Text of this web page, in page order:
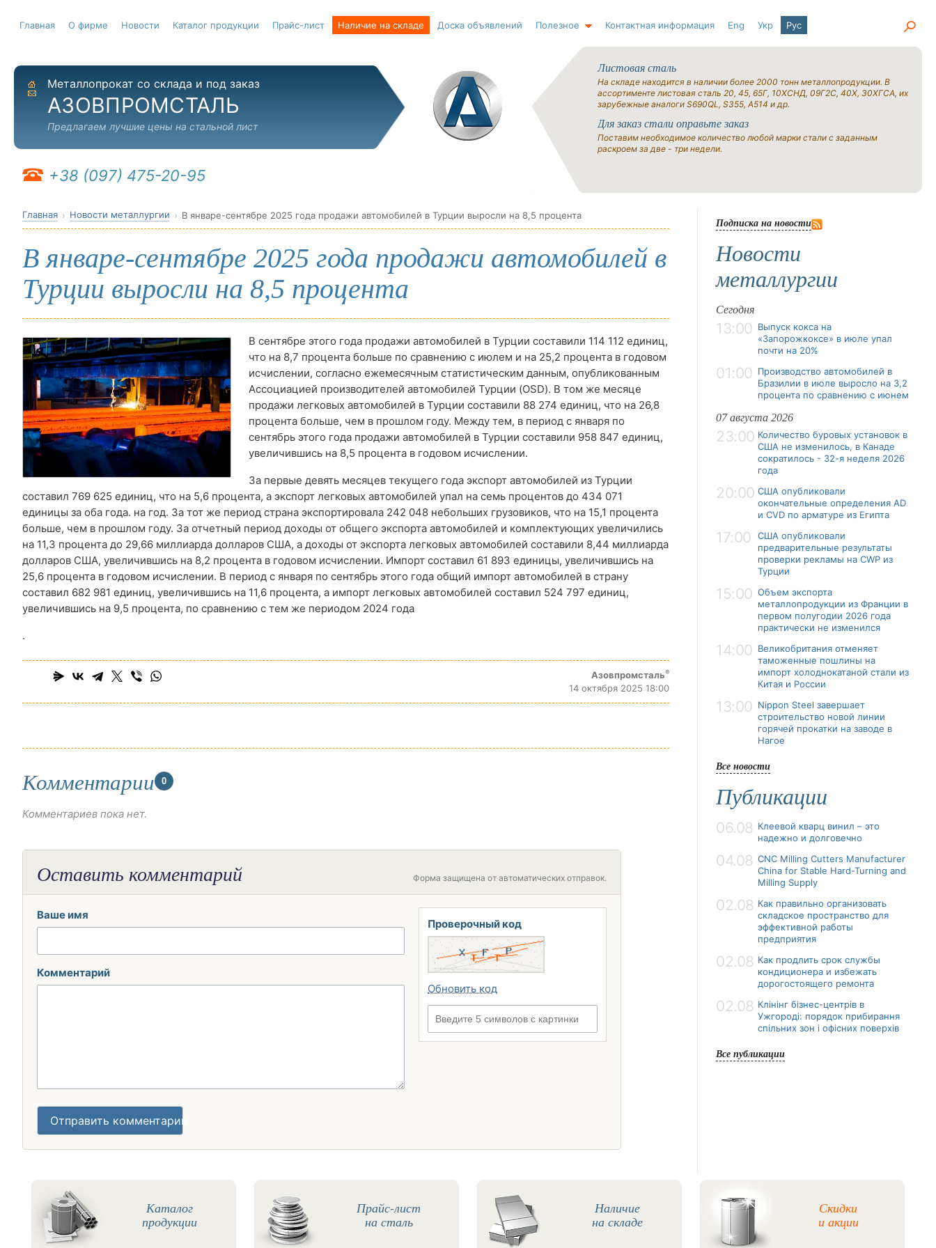
Главная О фирме Новости Каталог продукции Прайс-лист Наличие на складе Доска объявлений Полезное Контактная информация Eng Укр Рус
На главную
Отправить письмо
Металлопрокат со склада и под заказ
АЗОВПРОМСТАЛЬ
Предлагаем лучшие цены на стальной лист
+38 (097) 475-20-95
Листовая сталь
На складе находится в наличии более 2000 тонн металлопродукции. В
ассортименте листовая сталь 20, 45, 65Г, 10ХСНД, 09Г2С, 40Х, 30ХГСА, их
зарубежные аналоги S690QL, S355, A514 и др.
Для заказ стали оправьте заказ
Поставим необходимое количество любой марки стали с заданным
раскроем за две - три недели.
Главная Новости металлургии В январе-сентябре 2025 года продажи автомобилей в Турции выросли на 8,5 процента
В январе-сентябре 2025 года продажи автомобилей в
Турции выросли на 8,5 процента
В сентябре этого года продажи автомобилей в Турции составили 114 112 единиц,
что на 8,7 процента больше по сравнению с июлем и на 25,2 процента в годовом
исчислении, согласно ежемесячным статистическим данным, опубликованным
Ассоциацией производителей автомобилей Турции (OSD). В том же месяце
продажи легковых автомобилей в Турции составили 88 274 единиц, что на 26,8
процента больше, чем в прошлом году. Между тем, в период с января по
сентябрь этого года продажи автомобилей в Турции составили 958 847 единиц,
увеличившись на 8,5 процента в годовом исчислении.
За первые девять месяцев текущего года экспорт автомобилей из Турции
составил 769 625 единиц, что на 5,6 процента, а экспорт легковых автомобилей упал на семь процентов до 434 071
единицы за оба года. на год. За тот же период страна экспортировала 242 048 небольших грузовиков, что на 15,1 процента
больше, чем в прошлом году. За отчетный период доходы от общего экспорта автомобилей и комплектующих увеличились
на 11,3 процента до 29,66 миллиарда долларов США, а доходы от экспорта легковых автомобилей составили 8,44 миллиарда
долларов США, увеличившись на 8,2 процента в годовом исчислении. Импорт составил 61 893 единицы, увеличившись на
25,6 процента в годовом исчислении. В период с января по сентябрь этого года общий импорт автомобилей в страну
составил 682 981 единиц, увеличившись на 11,6 процента, а импорт легковых автомобилей составил 524 797 единиц,
увеличившись на 9,5 процента, по сравнению с тем же периодом 2024 года
.
Азовпромсталь®
14 октября 2025 18:00
Комментарии 0
Комментариев пока нет.
Оставить комментарий Форма защищена от автоматических отправок.
Ваше имя
Комментарий
Проверочный код
Обновить код
Отправить комментарий
Подписка на новости
Новости
металлургии
Сегодня
13:00 Выпуск кокса на
«Запорожкоксе» в июле упал
почти на 20%
01:00 Производство автомобилей в
Бразилии в июле выросло на 3,2
процента по сравнению с июнем
07 августа 2026
23:00 Количество буровых установок в
США не изменилось, в Канаде
сократилось - 32-я неделя 2026
года
20:00 США опубликовали
окончательные определения AD
и CVD по арматуре из Египта
17:00
США опубликовали
предварительные результаты
проверки рекламы на CWP из
Турции
15:00 Объем экспорта
металлопродукции из Франции в
первом полугодии 2026 года
практически не изменился
14:00 Великобритания отменяет
таможенные пошлины на
импорт холоднокатаной стали из
Китая и России
13:00 Nippon Steel завершает
строительство новой линии
горячей прокатки на заводе в
Нагое
Все новости
Публикации
06.08 Клеевой кварц винил – это
надежно и долговечно
04.08 CNC Milling Cutters Manufacturer
China for Stable Hard-Turning and
Milling Supply
02.08 Как правильно организовать
складское пространство для
эффективной работы
предприятия
02.08 Как продлить срок службы
кондиционера и избежать
дорогостоящего ремонта
02.08 Клінінг бізнес-центрів в
Ужгороді: порядок прибирання
спільних зон і офісних поверхів
Все публикации
Каталог
продукции
Прайс-лист
на сталь
Наличие
на складе
Скидки
и акции